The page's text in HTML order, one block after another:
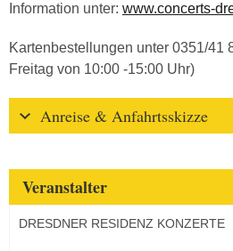
Information unter: www.concerts-
Kartenbestellungen unter 0351/41
Freitag von 10:00 -15:00 Uhr)
Anreise & Anfahrtsskizze
Veranstalter
DRESDNER RESIDENZ KONZERTE